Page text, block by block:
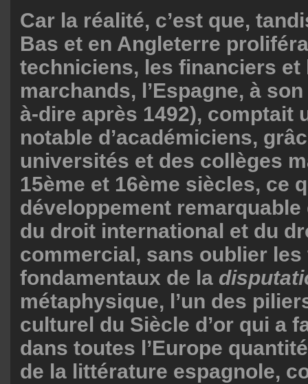
Car la réalité, c’est que,
Bas et en Angleterre
techniciens, les financiers et
marchands, l’Espagne, à son
à-dire après 1492), comptait
notable d’académiciens,
universités et des collèges
15ème et 16ème siècles, ce
développement
du droit international et du
commercial, sans oublier
fondamentaux de la
métaphysique, l’un des
culturel du Siècle d’or qui a
dans toutes l’Europe
de la littérature espagnole,